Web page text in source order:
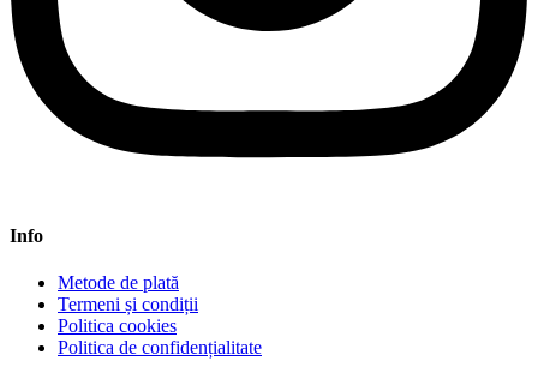
Info
Metode de plată
Termeni și condiții
Politica cookies
Politica de confidențialitate